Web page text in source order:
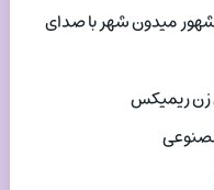
میدون شهر با صدای
زن ریمیکس